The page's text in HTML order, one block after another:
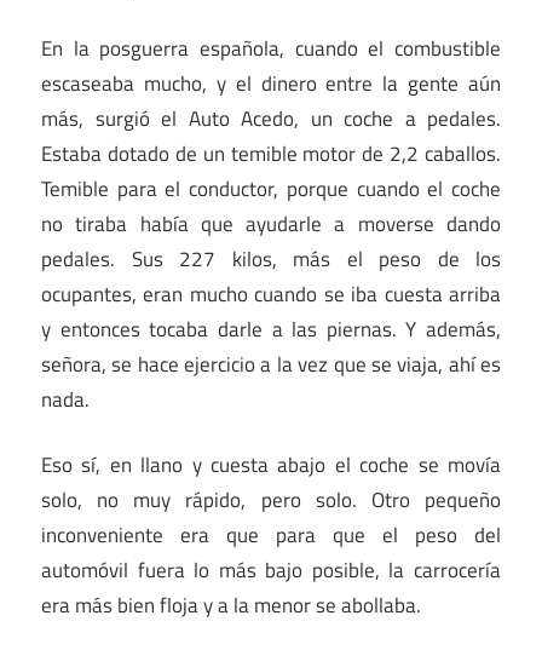
En la posguerra española, cuando el combustible
escaseaba mucho, y el dinero entre la gente aún
más, surgió el Auto Acedo, un coche a pedales.
Estaba dotado de un temible motor de 2,2 caballos.
Temible para el conductor, porque cuando el coche
no tiraba había que ayudarle a moverse dando
pedales. Sus 227 kilos, más el peso de los
ocupantes, eran mucho cuando se iba cuesta arriba
y entonces tocaba darle a las piernas. Y además,
señora, se hace ejercicio a la vez que se viaja, ahí es
nada.
Eso sí, en llano y cuesta abajo el coche se movía
solo, no muy rápido, pero solo. Otro pequeño
inconveniente era que para que el peso del
automóvil fuera lo más bajo posible, la carrocería
era más bien floja y a la menor se abollaba.